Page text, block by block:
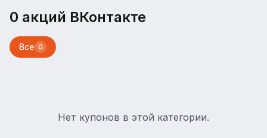
0 акций ВКонтакте
Все 0
Нет купонов в этой категории.